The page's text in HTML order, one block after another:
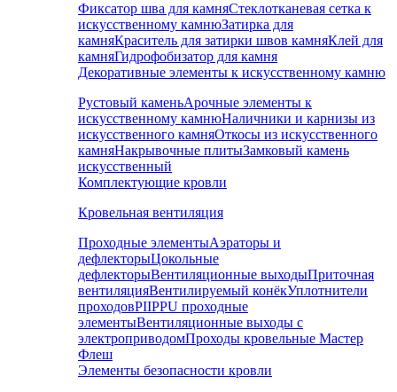
Фиксатор шва для камняСтеклотканевая сетка к
искусственному камнюЗатирка для
камняКраситель для затирки швов камняКлей для
камняГидрофобизатор для камня
Декоративные элементы к искусственному камню
Рустовый каменьАрочные элементы к
искусственному камнюНаличники и карнизы из
искусственного камняОткосы из искусственного
камняНакрывочные плитыЗамковый камень
искусственный
Комплектующие кровли
Кровельная вентиляция
Проходные элементыАэраторы и
дефлекторыЦокольные
дефлекторыВентиляционные выходыПриточная
вентиляцияВентилируемый конёкУплотнители
проходовPIIPPU проходные
элементыВентиляционные выходы с
электроприводомПроходы кровельные Мастер
Флеш
Элементы безопасности кровли